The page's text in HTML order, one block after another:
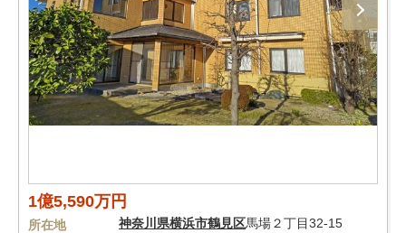
1億5,590万円
所在地 神奈川県横浜市鶴見区馬場２丁目32-15